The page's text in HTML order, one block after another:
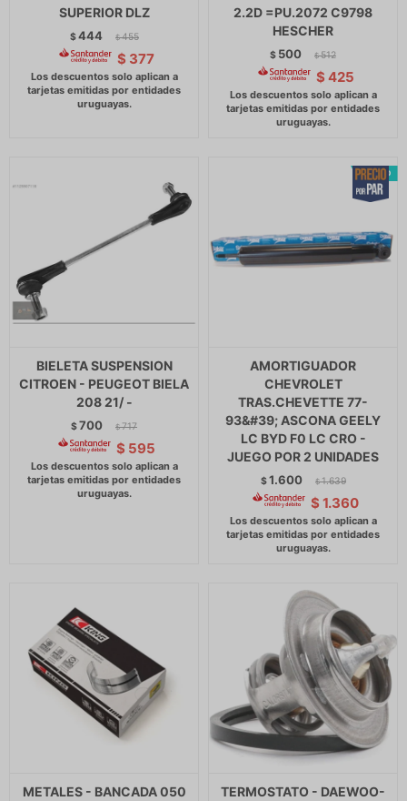
SUPERIOR DLZ
$444 $ 455
$ 377
2.2D =PU.2072 C9798
HESCHER
$ 500 $ 512
$ 425
BIELETA SUSPENSION
CITROEN - PEUGEOT BIELA
208 21/ -
$700 $ 717
$ 595
AMORTIGUADOR
CHEVROLET
TRAS.CHEVETTE 77-
93&#39; ASCONA GEELY
LC BYD F0 LC CRO -
JUEGO POR 2 UNIDADES
$1.600 $ 1.639
$ 1.360
METALES - BANCADA 050
TERMOSTATO - DAEWOO-